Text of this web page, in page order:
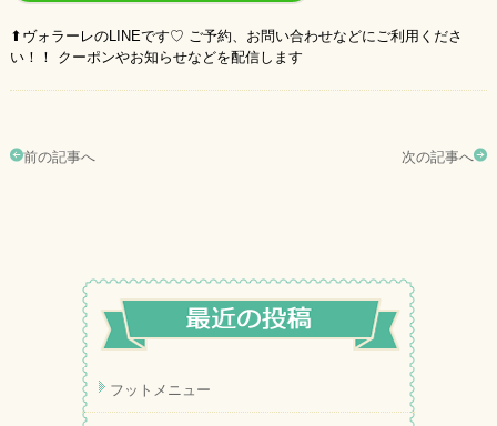
⬆︎ヴォラーレのLINEです♡ ご予約、お問い合わせなどにご利用くださ
い！！ クーポンやお知らせなどを配信します
前の記事へ 次の記事へ
フットメニュー